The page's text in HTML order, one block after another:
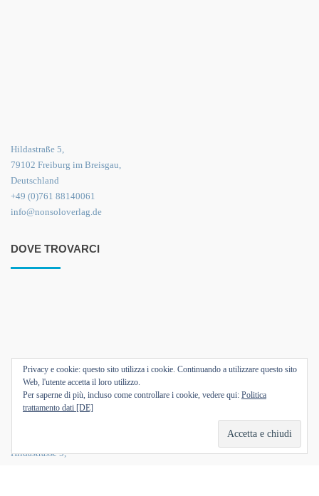
Hildastraße 5,
79102 Freiburg im Breisgau,
Deutschland
+49 (0)761 88140061
info@nonsoloverlag.de
DOVE TROVARCI
Hildastrasse 5,
Privacy e cookie: questo sito utilizza i cookie. Continuando a utilizzare questo sito
Web, l'utente accetta il loro utilizzo.
Per saperne di più, incluso come controllare i cookie, vedere qui: Politica
trattamento dati [DE]